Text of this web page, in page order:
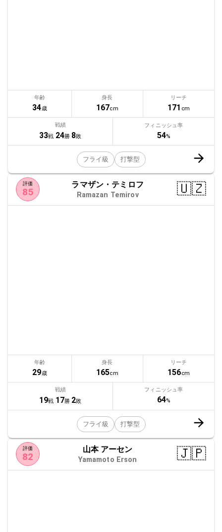
年齢
34歳
身長
167cm
リーチ
171 cm
戦績
33戦 24勝 8敗
フィニッシュ率
54%
フライ級 打撃型
評価
85
ラマザン・テミロフ
Ramazan Temirov 🇺🇿
年齢
29歳
身長
165cm
リーチ
156cm
戦績
19戦 17勝 2敗
フィニッシュ率
64%
フライ級 打撃型
評価
82
山本 アーセン
Yamamoto Erson 🇯🇵